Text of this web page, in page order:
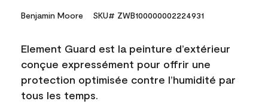
Benjamin Moore SKU# ZWB100000002224931
Element Guard est la peinture d’extérieur
conçue expressément pour offrir une
protection optimisée contre l’humidité par
tous les temps.